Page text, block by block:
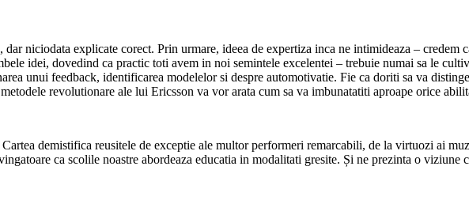
niciodata explicate corect. Prin urmare, ideea de expertiza inca ne intimideaza – credem
idei, dovedind ca practic toti avem in noi semintele excelentei – trebuie numai sa le
unui feedback, identificarea modelelor si despre automotivatie. Fie ca doriti sa va
revolutionare ale lui Ericsson va vor arata cum sa va imbunatatiti aproape orice
demistifica reusitele de exceptie ale multor performeri remarcabili, de la virtuozi ai
ca scolile noastre abordeaza educatia in modalitati gresite. Și ne prezinta o